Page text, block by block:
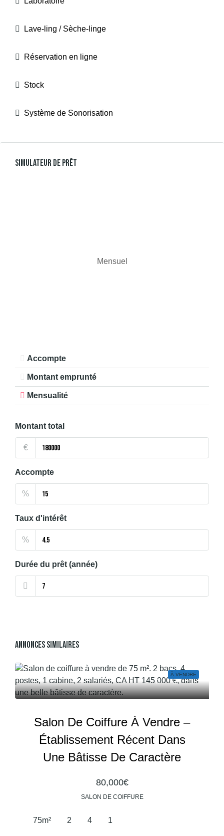
Lave-ling / Sèche-linge
Réservation en ligne
Stock
Système de Sonorisation
Simulateur De Prêt
Mensuel
Accompte
Montant emprunté
Mensualité
Montant total
€
Accompte
%
Taux d'intérêt
%
Durée du prêt (année)
Annonces Similaires
À VENDRE
Salon De Coiffure À Vendre –
Établissement Récent Dans
Une Bâtisse De Caractère
80,000€
SALON DE COIFFURE
75m² 2 4 1